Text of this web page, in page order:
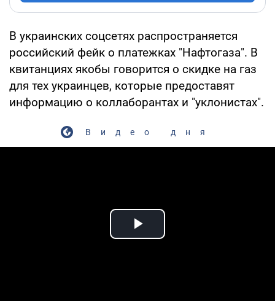
В украинских соцсетях распространяется
российский фейк о платежках "Нафтогаза". В
квитанциях якобы говорится о скидке на газ
для тех украинцев, которые предоставят
информацию о коллаборантах и "уклонистах".
Видео дня
Play Video